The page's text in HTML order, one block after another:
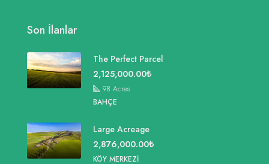
Son İlanlar
The Perfect Parcel
2,125,000.00₺
98 Acres
BAHÇE
Large Acreage
2,876,000.00₺
KÖY MERKEZI